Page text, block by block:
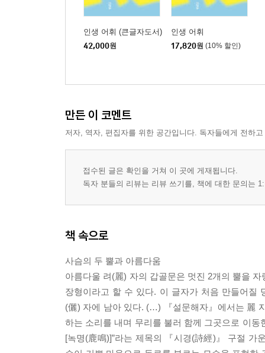
1장 춘추 시대 ─ 공화에서 시작해 맹서로 유지된
2장 공자 ─ 논쟁 시대를 열다
문자를 사용하는 새로운 계급의 출현│백가쟁명│
춘추 시대의 표준어│춘추 시대의 문자
철기 시대의 시작│철기 문화의 탄생을 보여주는
5장 혁신과 개성의 전국 시대
문자의 대중화 ─ 인본주의를 이끌다│본격적인 배
7장 서쪽 변방에 보존된 전통 문자
서주 왕실의 문자
동서남북의 기원│남방 문화에 대한 편견│남방의
조충서의 배경 ─ 고대 중국의 새 숭배 문화│새의
10장 용의 문자
용은 어떻게 중화 민족의 상징이 되었나│용의 전설
5부 제국의 한자 ─ 전서와 예서
인생 어휘 (큰글자도서)
42,000원
인생 어휘
17,820원 (10% 할인)
만든 이 코멘트
저자, 역자, 편집자를 위한 공간입니다. 독자들에게 전하
접수된 글은 확인을 거쳐 이 곳에 게재됩니다.
독자 분들의 리뷰는 리뷰 쓰기를, 책에 대한 문의는
책 속으로
사슴의 두 뿔과 아름다움
아름다울 려(麗) 자의 갑골문은 멋진 2개의 뿔을
장형이라고 할 수 있다. 이 글자가 처음 만들어질
(儷) 자에 남아 있다. (…) 『설문해자』에서는 麗
하는 소리를 내며 무리를 불러 함께 그곳으로 이
[녹명(鹿鳴)]”라는 제목의 『시경(詩經)』 구절 가